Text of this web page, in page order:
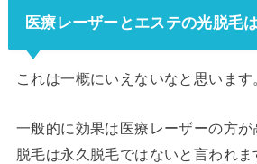
医療レーザーとエステの光脱毛
これは一概にいえないなと思います
一般的に効果は医療レーザーの方
脱毛は永久脱毛ではないと言われま